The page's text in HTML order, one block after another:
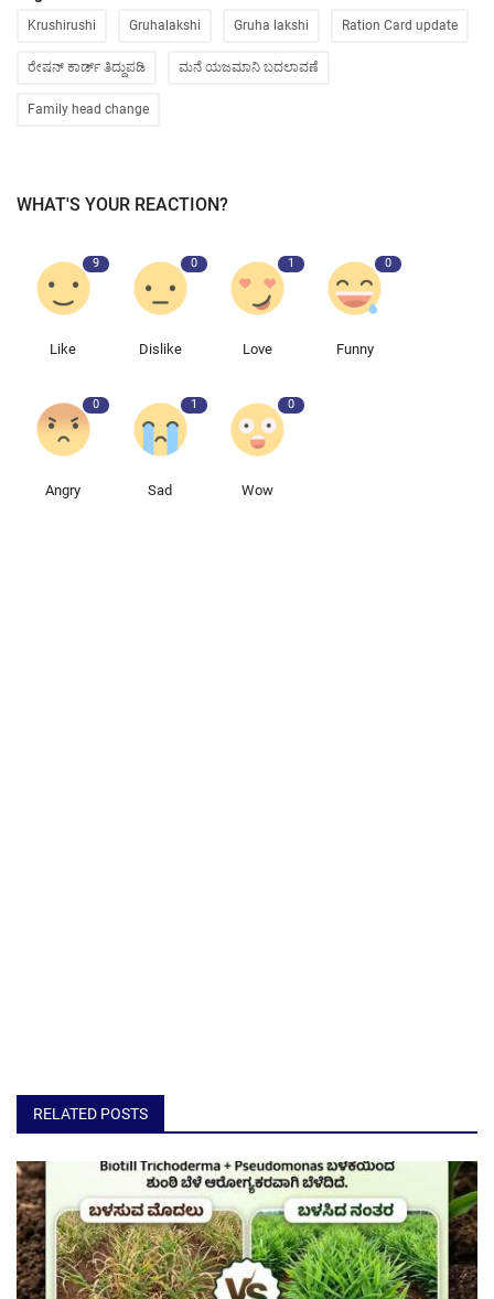
Krushirushi Gruhalakshi Gruha lakshi Ration Card update
ರೇಷನ್ ಕಾರ್ಡ್ ತಿದ್ದುಪಡಿ ಮನೆ ಯಜಮಾನಿ ಬದಲಾವಣೆ
Family head change
WHAT'S YOUR REACTION?
9
Like
0
Dislike
1
Love
0
Funny
0
Angry
1
Sad
0
Wow
RELATED POSTS